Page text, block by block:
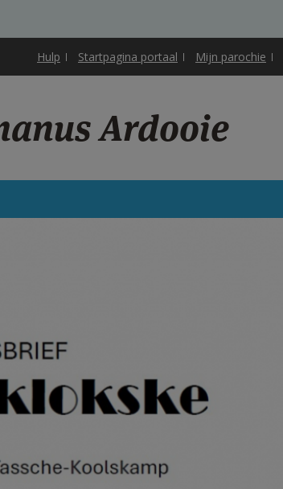
Hulp Startpagina portaal Mijn parochie
Ardooie